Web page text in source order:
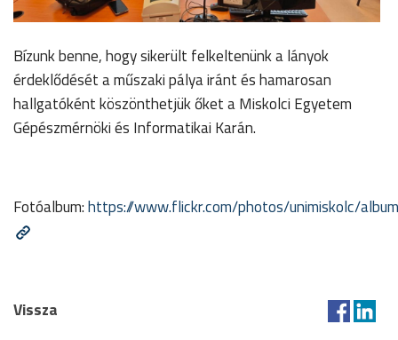
Bízunk benne, hogy sikerült felkeltenünk a lányok
érdeklődését a műszaki pálya iránt és hamarosan
hallgatóként köszönthetjük őket a Miskolci Egyetem
Gépészmérnöki és Informatikai Karán.
Fotóalbum:https://www.flickr.com/photos/unimiskolc/
Vissza